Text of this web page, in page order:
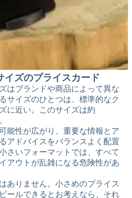
イズのプライスカード
はブランドや商品によって異な
サイズのひとつは、標準的なク
に近い。このサイズは約
能性が広がり、重要な情報とア
アドバイスをバランスよく配置
さいフォーマットでは、すべて
アウトが乱雑になる危険性があ
ありません。小さめのプライス
ールできるとお考えなら、それ